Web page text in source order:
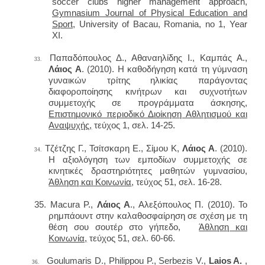
Gymnasium Journal of Physical Education and
Sport, University of Bacau, Romania, no 1, Year
XI.
33.
Παπαδόπουλος Δ., Αθαναηλίδης Ι., Καμπάς Α.,
Λάιος Α. (2010). Η καθοδήγηση κατά τη γύμναση
γυναικών τρίτης ηλικίας παράγοντας
διαφοροποίησης κινήτρων και συχνοτήτων
συμμετοχής σε προγράμματα άσκησης,
Επιστημονικό περιοδικό Διοίκηση Αθλητισμού και
Αναψυχής, τεύχος 1, σελ. 14-25.
34. Τζέτζης Γ., Τσίτσκαρη Ε., Σίμου Κ,Λάιος Α. (2010).
Η αξιολόγηση των εμποδίων συμμετοχής σε
κινητικές δραστηριότητες μαθητών γυμνασίου,
Άθληση και Κοινωνία, τεύχος 51, σελ. 16-28.
35. Macura P., Λάιος Α., Αλεξόπουλος Π. (2010).Το
ρημπάουντ στην καλαθοσφαίρηση σε σχέση με τη
θέση σου σουτέρ στο γήπεδο,Άθληση και
Κοινωνία, τεύχος 51, σελ. 60-66.
36.Goulumaris D., Philippou P., Serbezis V., Laios A. ,